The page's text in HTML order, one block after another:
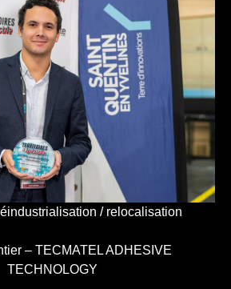
/ relocalisation
– TECMATEL ADHESIVE
TECHNOLOGY